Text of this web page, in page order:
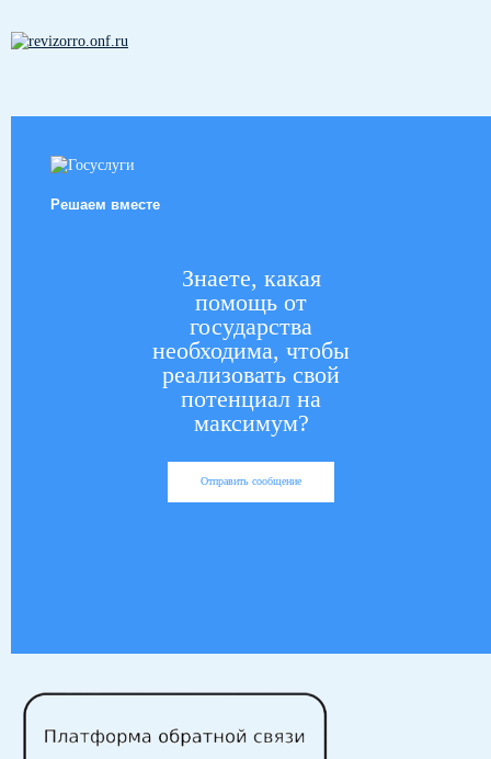
Решаем вместе
Знаете, какая
помощь от
государства
необходима, чтобы
реализовать свой
потенциал на
максимум?
Отправить сообщение